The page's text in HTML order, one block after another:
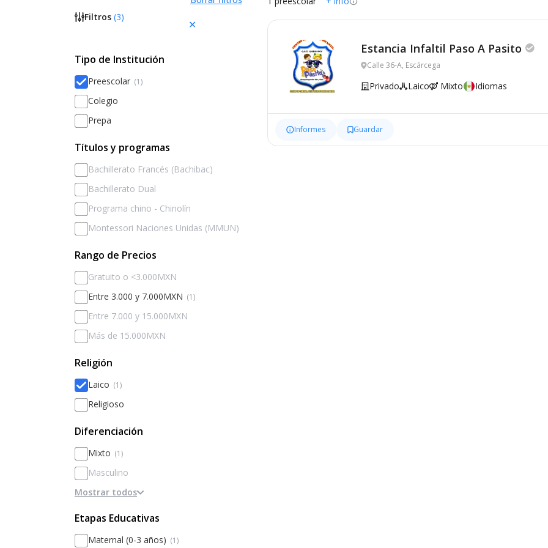
Filtros (3)
Tipo de Institución
Preescolar (1)
Colegio
Prepa
Títulos y programas
Bachillerato Francés (Bachibac)
Bachillerato Dual
Programa chino - Chinolín
Montessori Naciones Unidas (MMUN)
Rango de Precios
Gratuito o <3.000MXN
Entre 3.000 y 7.000MXN (1)
Entre 7.000 y 15.000MXN
Más de 15.000MXN
Religión
Laico (1)
Religioso
Diferenciación
Mixto (1)
Masculino
Femenino
Diferenciado por sexos
Mostrar todos
Etapas Educativas
Maternal (0-3 años) (1)
Estancia Infaltil Paso A Pasito
Calle 36-A, Escárcega
Privado Laico Mixto Idiomas
Informes Guardar